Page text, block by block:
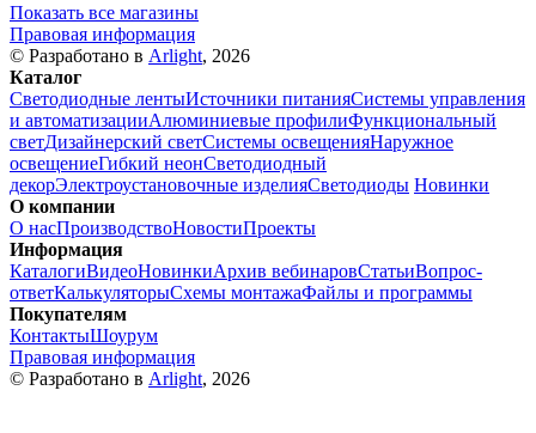
Показать все магазины
Правовая информация
© Разработано в Arlight, 2026
Каталог
Светодиодные лентыИсточники питанияСистемы управления
и автоматизацииАлюминиевые профилиФункциональный
светДизайнерский светСистемы освещенияНаружное
освещениеГибкий неонСветодиодный
декорЭлектроустановочные изделияСветодиоды Новинки
О компании
О насПроизводствоНовостиПроекты
Информация
КаталогиВидеоНовинкиАрхив вебинаровСтатьиВопрос-
ответКалькуляторыСхемы монтажаФайлы и программы
Покупателям
КонтактыШоурум
Правовая информация
© Разработано в Arlight, 2026